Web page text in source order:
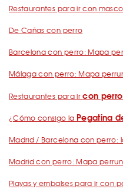
Restaurantes para ir con
De Cañas con perro
Barcelona con perro: Mapa
Málaga con perro: Mapa
Restaurantes para ircon
¿Cómo consigo la Pegatina
Madrid / Barcelona con perro:
Madrid con perro: Mapa
Playas y embalses para ir con